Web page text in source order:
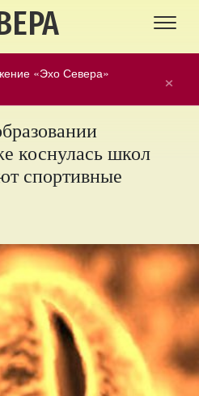
×
«Эхо Севера»
коснулась школ
спортивные